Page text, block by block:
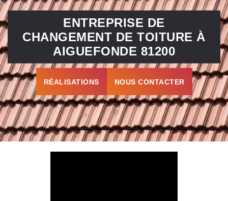
ENTREPRISE DE
CHANGEMENT DE TOITURE À
AIGUEFONDE 81200
RÉALISATIONS NOUS CONTACTER